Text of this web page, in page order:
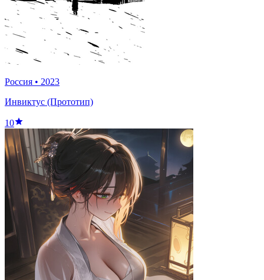
Россия • 2023
Инвиктус (Прототип)
10